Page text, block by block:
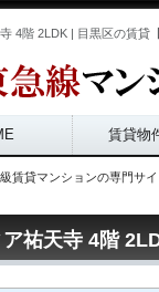
4階 2LDK | 目黒区の賃貸
賃貸物
賃貸マンションの専門サイ
ア祐天寺 4階